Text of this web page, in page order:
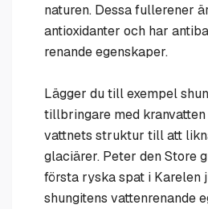
naturen. Dessa fullerener
antioxidanter och har
renande egenskaper.
Lägger du till exempel
tillbringare med kranvatten
vattnets struktur till att
glaciärer. Peter den Store
första ryska spat i Karelen
shungitens vattenrenande